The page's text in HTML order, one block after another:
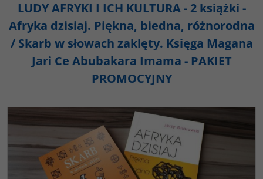
LUDY AFRYKI I ICH KULTURA - 2 książki -
Afryka dzisiaj. Piękna, biedna, różnorodna
/ Skarb w słowach zaklęty. Księga Magana
Jari Ce Abubakara Imama - PAKIET
PROMOCYJNY